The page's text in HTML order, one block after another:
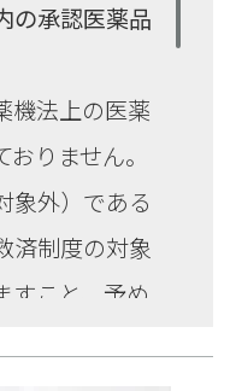
の承認医薬品
機法上の医薬
りません。
象外）である
済制度の対象
すこと、予め